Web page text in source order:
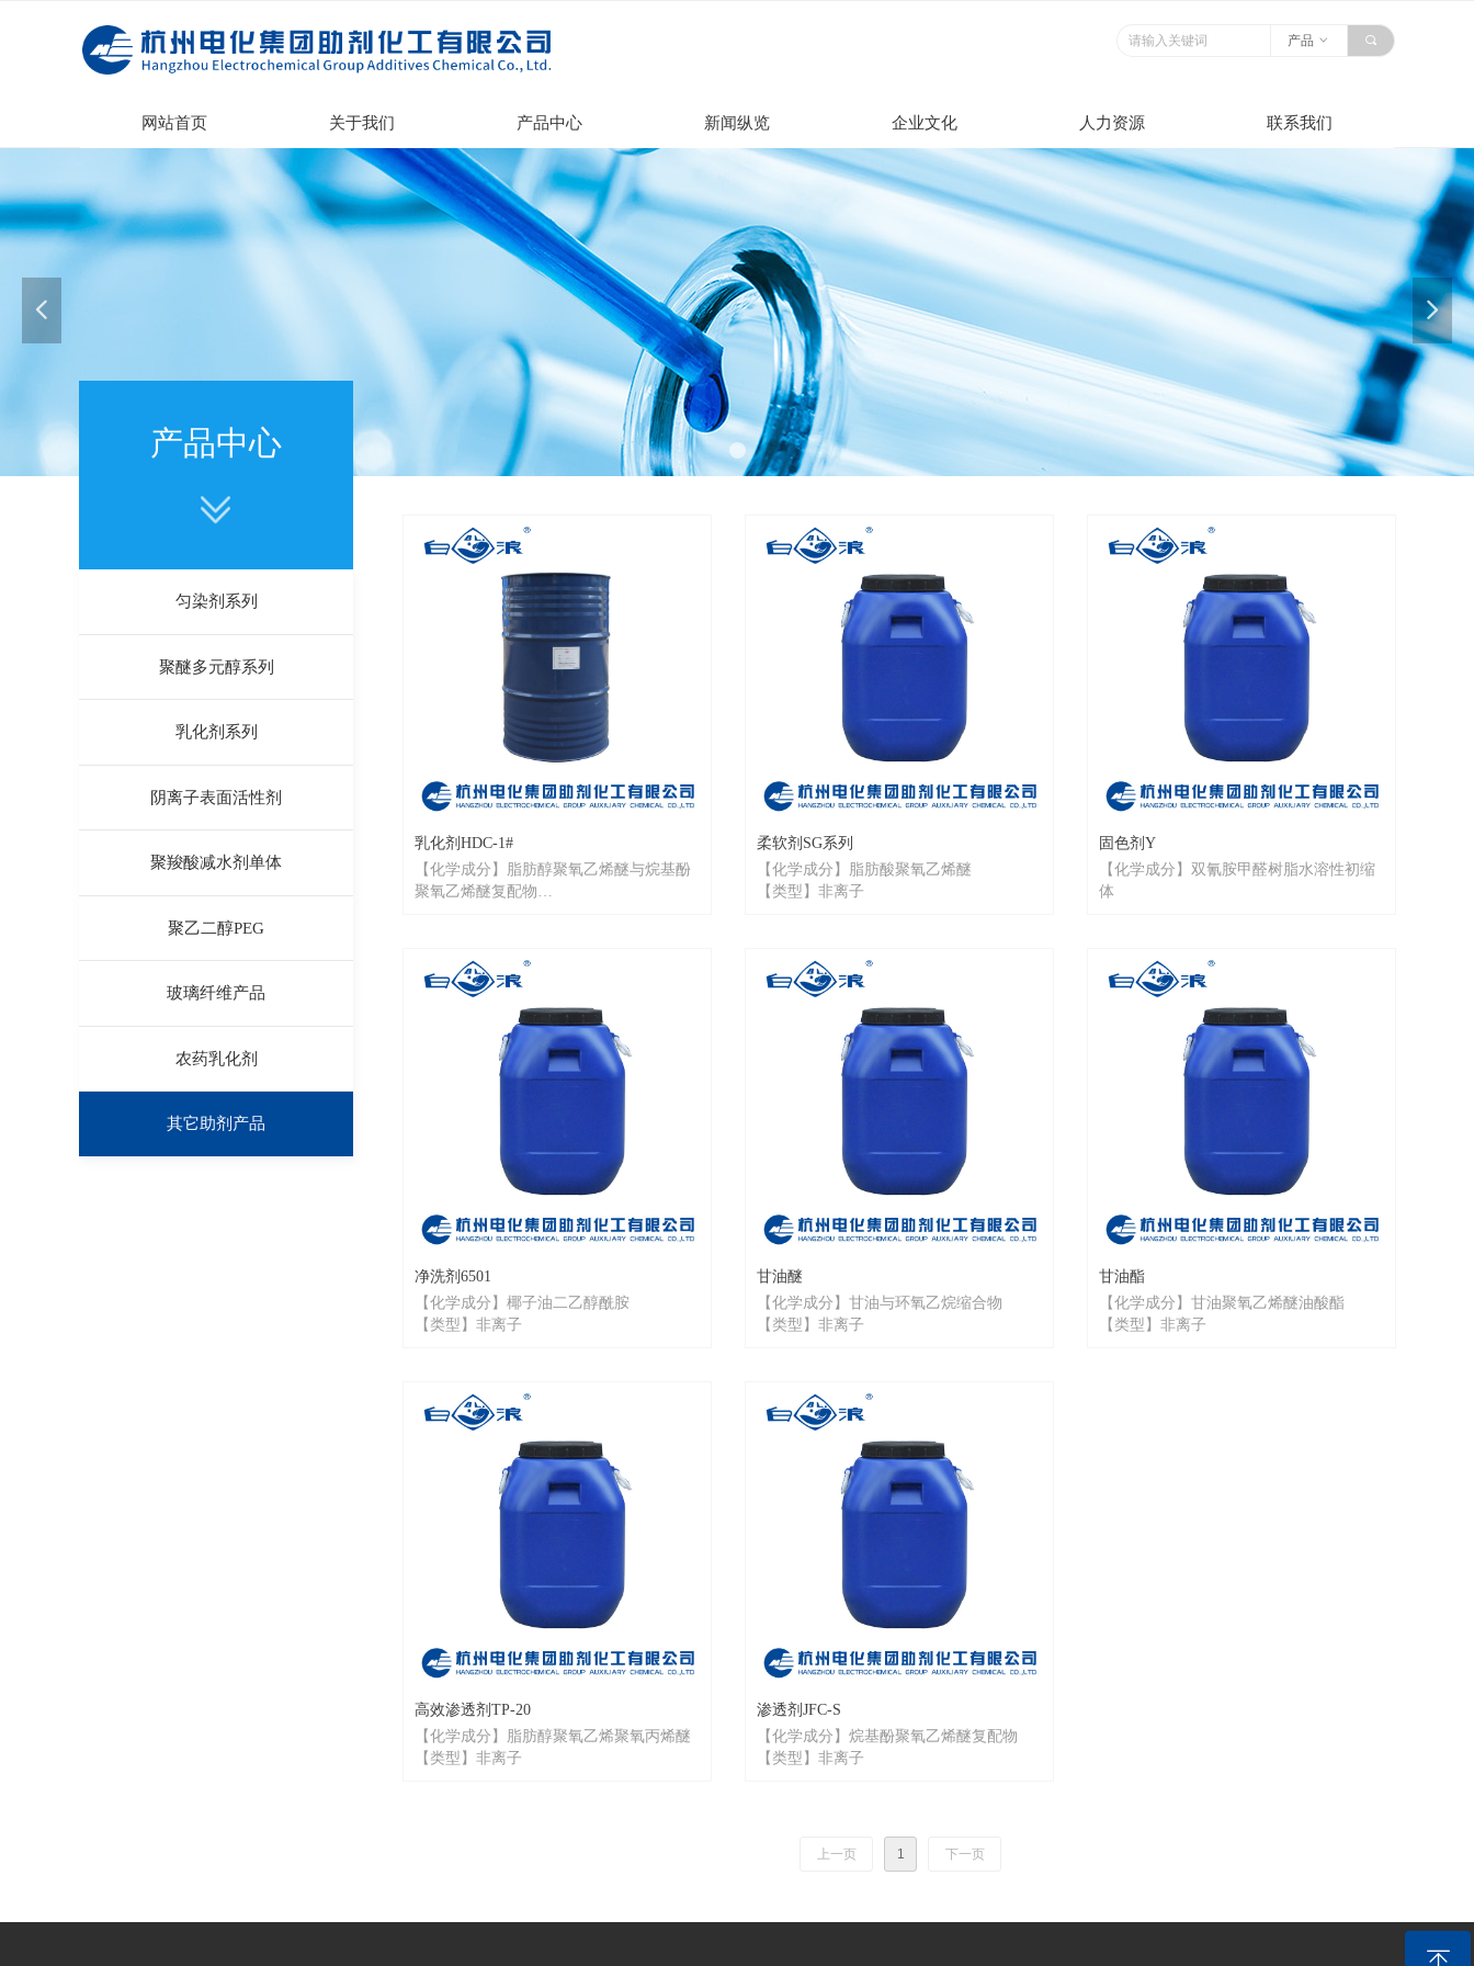
끠
产品 ꀁ
网站首页 关于我们 产品中心 新闻纵览 企业文化 人力资源 联系我们
乳化剂HDC-1#
【化学成分】脂肪醇聚氧乙烯醚与烷基酚
聚氧乙烯醚复配物
柔软剂SG系列
【化学成分】脂肪酸聚氧乙烯醚
【类型】非离子
固色剂Y
【化学成分】双氰胺甲醛树脂水溶性初缩
体
净洗剂6501
【化学成分】椰子油二乙醇酰胺
【类型】非离子
甘油醚
【化学成分】甘油与环氧乙烷缩合物
【类型】非离子
甘油酯
【化学成分】甘油聚氧乙烯醚油酸酯
【类型】非离子
高效渗透剂TP-20
【化学成分】脂肪醇聚氧乙烯聚氧丙烯醚
【类型】非离子
渗透剂JFC-S
【化学成分】烷基酚聚氧乙烯醚复配物
【类型】非离子
上一页 1 下一页
Fine Innovation, Chemical Industry
,Improving Quality of Life
넳 넲
产品中心
ꅂ
匀染剂系列
聚醚多元醇系列
乳化剂系列
阴离子表面活性剂
聚羧酸减水剂单体
聚乙二醇PEG
玻璃纤维产品
农药乳化剂
其它助剂产品